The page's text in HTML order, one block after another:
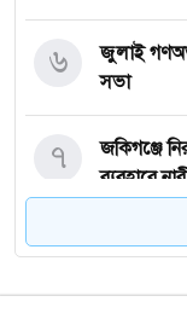
জুলাই
সভা
৬
জকিগঞ্জে
ব্যবহারে
৭
টাঙ্গুয়ার
৮